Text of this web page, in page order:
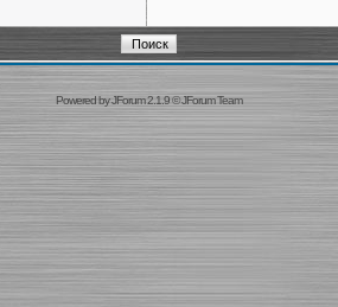
Powered byJForum 2.1.9©JForum Team